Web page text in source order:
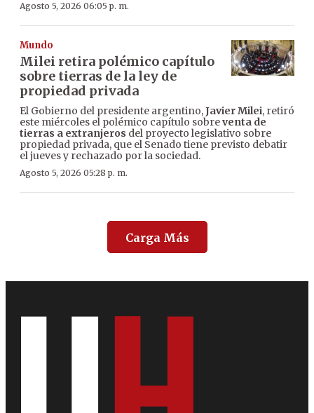
Agosto 5, 2026 06:05 p. m.
Mundo
Milei retira polémico capítulo
sobre tierras de la ley de
propiedad privada
El Gobierno del presidente argentino,Javier Milei, retiró
este miércoles el polémico capítulo sobreventa de
tierras a extranjeros del proyecto legislativo sobre
propiedad privada, que el Senado tiene previsto debatir
el jueves y rechazado por la sociedad.
Agosto 5, 2026 05:28 p. m.
Carga Más